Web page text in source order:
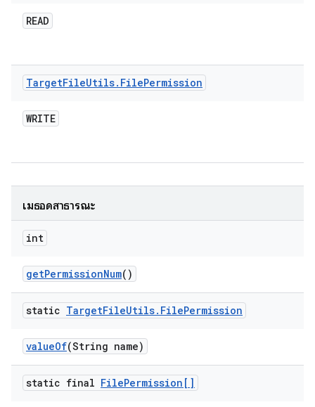
READ
TargetFileUtils. FilePermission
WRITE
เมธอดสาธารณะ
int
getPermissionNum()
static TargetFileUtils. FilePermission
valueOf(String name)
static final FilePermission[]